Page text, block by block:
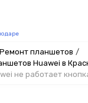
Ремонт планшетов /
Huawei в
не работает